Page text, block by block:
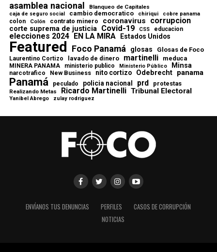
asamblea nacional Blanqueo de Capitales
caja de seguro social cambio democratico chiriqui cobre panama
colon Colón contrato minero coronavirus corrupcion
corte suprema de justicia Covid-19 CSS educacion
elecciones 2024 EN LA MIRA Estados Unidos
Featured Foco Panamá glosas Glosas de Foco
Laurentino Cortizo lavado de dinero martinelli meduca
MINERA PANAMA ministerio publico Ministerio Público Minsa
narcotrafico New Business nito cortizo Odebrecht panama
Panamá peculado policia nacional prd protestas
Realizando Metas Ricardo Martinelli Tribunal Electoral
Yanibel Abrego zulay rodriguez
ENVÍANOS TUS DENUNCIAS PERFILES
CASOS DE CORRUPCIÓN
NOTICIAS